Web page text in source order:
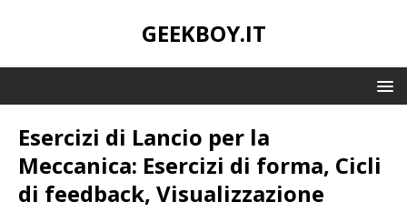
GEEKBOY.IT
Esercizi di Lancio per la
Meccanica: Esercizi di forma, Cicli
di feedback, Visualizzazione